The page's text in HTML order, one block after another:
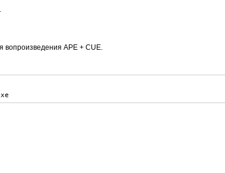
вопроизведения APE + CUE.